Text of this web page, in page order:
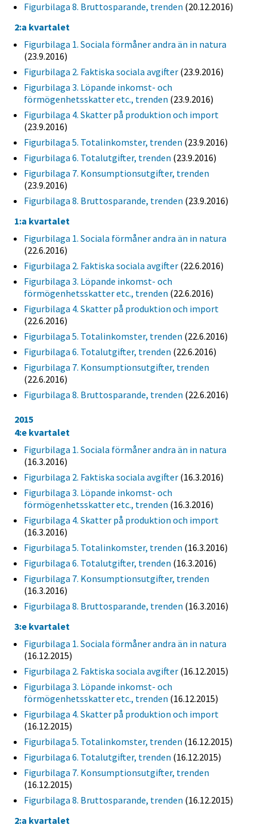
Figurbilaga 8. Bruttosparande, trenden (20.12.2016)
2:a kvartalet
Figurbilaga 1. Sociala förmåner andra än in natura
(23.9.2016)
Figurbilaga 2. Faktiska sociala avgifter (23.9.2016)
Figurbilaga 3. Löpande inkomst- och
förmögenhetsskatter etc., trenden (23.9.2016)
Figurbilaga 4. Skatter på produktion och import
(23.9.2016)
Figurbilaga 5. Totalinkomster, trenden (23.9.2016)
Figurbilaga 6. Totalutgifter, trenden (23.9.2016)
Figurbilaga 7. Konsumptionsutgifter, trenden
(23.9.2016)
Figurbilaga 8. Bruttosparande, trenden (23.9.2016)
1:a kvartalet
Figurbilaga 1. Sociala förmåner andra än in natura
(22.6.2016)
Figurbilaga 2. Faktiska sociala avgifter (22.6.2016)
Figurbilaga 3. Löpande inkomst- och
förmögenhetsskatter etc., trenden (22.6.2016)
Figurbilaga 4. Skatter på produktion och import
(22.6.2016)
Figurbilaga 5. Totalinkomster, trenden (22.6.2016)
Figurbilaga 6. Totalutgifter, trenden (22.6.2016)
Figurbilaga 7. Konsumptionsutgifter, trenden
(22.6.2016)
Figurbilaga 8. Bruttosparande, trenden (22.6.2016)
2015
4:e kvartalet
Figurbilaga 1. Sociala förmåner andra än in natura
(16.3.2016)
Figurbilaga 2. Faktiska sociala avgifter (16.3.2016)
Figurbilaga 3. Löpande inkomst- och
förmögenhetsskatter etc., trenden (16.3.2016)
Figurbilaga 4. Skatter på produktion och import
(16.3.2016)
Figurbilaga 5. Totalinkomster, trenden (16.3.2016)
Figurbilaga 6. Totalutgifter, trenden (16.3.2016)
Figurbilaga 7. Konsumptionsutgifter, trenden
(16.3.2016)
Figurbilaga 8. Bruttosparande, trenden (16.3.2016)
3:e kvartalet
Figurbilaga 1. Sociala förmåner andra än in natura
(16.12.2015)
Figurbilaga 2. Faktiska sociala avgifter (16.12.2015)
Figurbilaga 3. Löpande inkomst- och
förmögenhetsskatter etc., trenden (16.12.2015)
Figurbilaga 4. Skatter på produktion och import
(16.12.2015)
Figurbilaga 5. Totalinkomster, trenden (16.12.2015)
Figurbilaga 6. Totalutgifter, trenden (16.12.2015)
Figurbilaga 7. Konsumptionsutgifter, trenden
(16.12.2015)
Figurbilaga 8. Bruttosparande, trenden (16.12.2015)
2:a kvartalet